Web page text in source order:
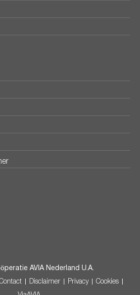
AVIA Nederland U.A.
Disclaimer Privacy Cookies